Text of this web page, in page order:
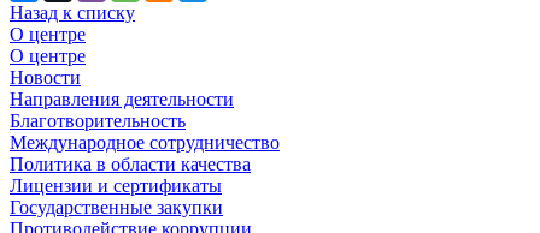
Назад к списку
О центре
О центре
Новости
Направления деятельности
Благотворительность
Международное сотрудничество
Политика в области качества
Лицензии и сертификаты
Государственные закупки
Противодействие коррупции